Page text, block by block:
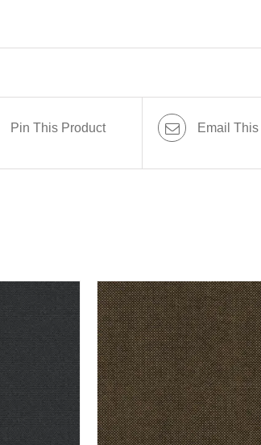
Pin This Product Email